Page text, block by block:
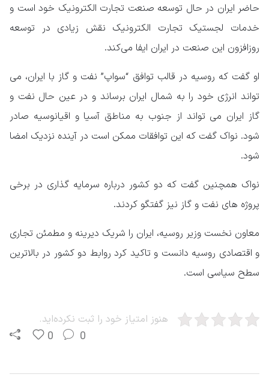
حاضر ایران در حال توسعه صنعت تجارت الکترونیک خود است و
خدمات لجستیک تجارت الکترونیک نقش زیادی در توسعه
روزافزون این صنعت در ایران ایفا می‌کند.
او گفت که روسیه در قالب توافق “سواپ” نفت و گاز با ایران، می
تواند انرژی خود را به شمال ایران برساند و در عین حال نفت و
گاز ایران می تواند از جنوب به مناطق آسیا و اقیانوسیه صادر
شود. نواک گفت که این توافقات ممکن است در آینده نزدیک امضا
شود.
نواک همچنین گفت که دو کشور درباره سرمایه گذاری در برخی
پروژه های نفت و گاز نیز گفتگو کردند.
معاون نخست وزیر روسیه، ایران را شریک دیرینه و مطمئن تجاری
و اقتصادی روسیه دانست و تاکید کرد روابط دو کشور در بالاترین
سطح سیاسی است.
هنوز امتیاز خود را ثبت نکرده‌اید.
0 0